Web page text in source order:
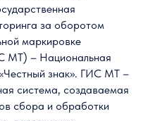
за оборотом
маркировке
МТ) – Национальная
знак». ГИС МТ –
система, создаваемая
сбора и обработки